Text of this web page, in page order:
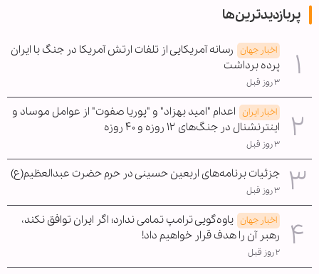
پربازدیدترین‌ها
اخبار جهان رسانه آمریکایی از تلفات ارتش آمریکا در جنگ با ایران
پرده برداشت
۳ روز قبل
اخبار ایران اعدام "امید بهزاد" و "پوریا صفوت" از عوامل موساد و
اینترنشنال در جنگ‌های ۱۲ روزه و ۴۰ روزه
۳ روز قبل
جزئیات برنامه‌های اربعین حسینی در حرم حضرت عبدالعظیم(ع)
۳ روز قبل
اخبار جهان یاوه‌گویی ترامپ تمامی ندارد؛ اگر ایران توافق نکند،
رهبر آن را هدف قرار خواهیم داد!
۲ روز قبل